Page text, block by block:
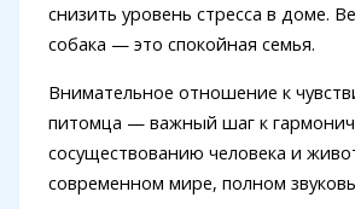
снизить уровень стресса в доме.
собака — это спокойная семья.
Внимательное отношение к
питомца — важный шаг к
сосуществованию человека и
современном мире, полном